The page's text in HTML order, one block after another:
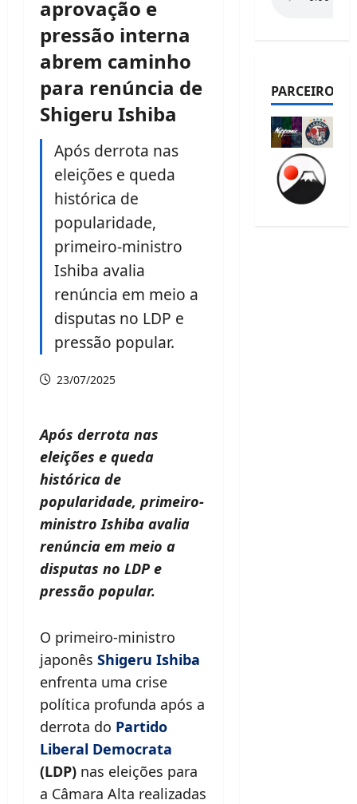
aprovação e
pressão interna
abrem caminho
para renúncia de
Shigeru Ishiba
Após derrota nas
eleições e queda
histórica de
popularidade,
primeiro-ministro
Ishiba avalia
renúncia em meio a
disputas no LDP e
pressão popular.
23/07/2025
Após derrota nas
eleições e queda
histórica de
popularidade, primeiro-
ministro Ishiba avalia
renúncia em meio a
disputas no LDP e
pressão popular.
O primeiro-ministro
japonês Shigeru Ishiba
enfrenta uma crise
política profunda após a
derrota do Partido
Liberal Democrata
(LDP) nas eleições para
a Câmara Alta realizadas
PARCEIROS